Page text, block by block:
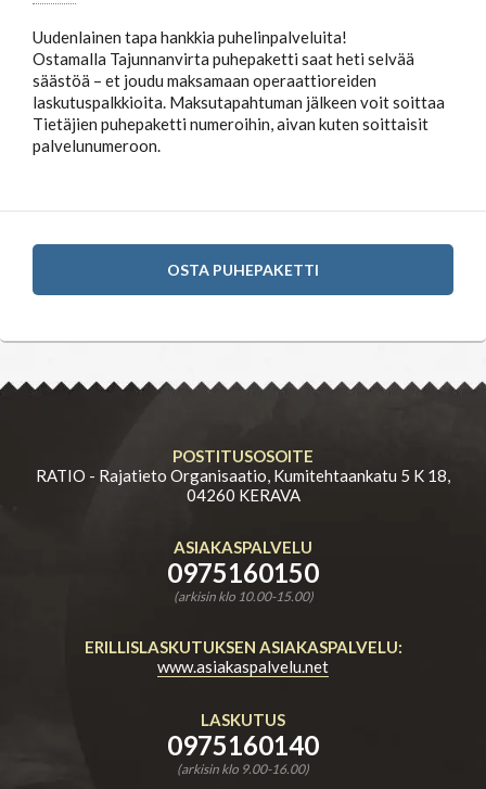
Uudenlainen tapa hankkia puhelinpalveluita!
Ostamalla Tajunnanvirta puhepaketti saat heti selvää
säästöä – et joudu maksamaan operaattioreiden
laskutuspalkkioita. Maksutapahtuman jälkeen voit soittaa
Tietäjien puhepaketti numeroihin, aivan kuten soittaisit
palvelunumeroon.
OSTA PUHEPAKETTI
POSTITUSOSOITE
RATIO - Rajatieto Organisaatio, Kumitehtaankatu 5 K 18,
04260 KERAVA
ASIAKASPALVELU
0975160150
(arkisin klo 10.00-15.00)
ERILLISLASKUTUKSEN ASIAKASPALVELU:
www.asiakaspalvelu.net
LASKUTUS
0975160140
(arkisin klo 9.00-16.00)